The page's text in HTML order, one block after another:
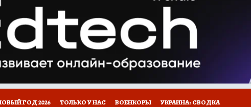
КОНКУРСЫ РАБОТА У НАС
ГОД 2026 ТОЛЬКО У НАС ВОЕНКОРЫ УКРАИНА: СВОДКА